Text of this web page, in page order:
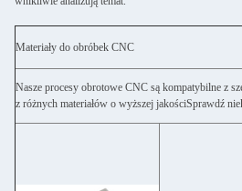
Materiały do obróbek CNC
Nasze procesy obrotowe CNC są kompatybilne z
z różnych materiałów o wyższej jakościSprawdź